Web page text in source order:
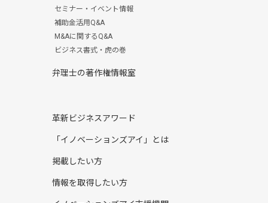
セミナー・イベント情報
補助金活用Q&A
M&Aに関するQ&A
ビジネス書式・虎の巻
弁理士の著作権情報室
革新ビジネスアワード
「イノベーションズアイ」とは
掲載したい方
情報を取得したい方